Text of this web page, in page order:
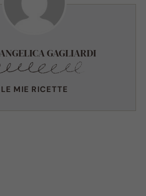
GAGLIARDI
LE MIE RICETTE